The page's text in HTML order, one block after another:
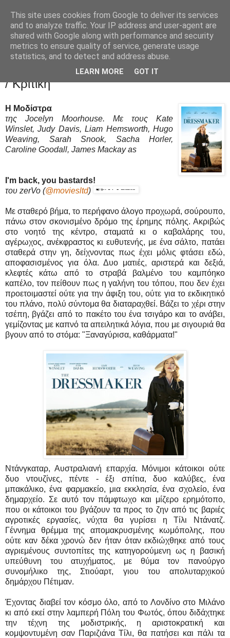
Movies Ltd
2/6/16
Η Μοδίστρα (The Dressmaker) - Review
/ Κριτική
Η Μοδίστρα
της Jocelyn Moorhouse. Με τους Kate
Winslet, Judy Davis, Liam Hemsworth, Hugo
Weaving, Sarah Snook, Sacha Horler,
Caroline Goodall, James Mackay as
I'm back, you bastards!
του zerVo (@moviesltd)
Με σταθερό βήμα, το περήφανο άλογο προχωρά, σούρουπο,
πάνω στον σκονισμένο δρόμο της έρημης πόλης. Ακριβώς
στο νοητό της κέντρο, σταματά κι ο καβαλάρης του,
αγέρωχος, ανέκφραστος κι ευθυτενής, με ένα σάλτο, πατάει
σταθερά στην γη, δείχνοντας πως έχει μόλις φτάσει εδώ,
αποφασισμένος για όλα. Δυο ματιές, αριστερά και δεξιά,
κλεφτές κάτω από το στραβά βαλμένο του καμπόηκο
καπέλο, τον πείθουν πως η γαλήνη του τόπου, που δεν έχει
προετοιμαστεί ούτε για την άφιξη του, ούτε για το εκδικητικό
του πλάνο, πολύ σύντομα θα διαταραχθεί. Βάζει το χέρι στην
τσέπη, βγάζει από το πακέτο του ένα τσιγάρο και το ανάβει,
γεμίζοντας με καπνό τα απειλητικά λόγια, που με σιγουριά θα
βγουν από το στόμα: "Ξαναγύρισα, καθάρματα!"
Ντάνγκαταρ, Αυστραλιανή επαρχία. Μόνιμοι κάτοικοι ούτε
δυο ντουζίνες, πέντε - έξι σπίτια, δυο καλύβες, ένα
μπακάλικο, ένα φαρμακείο, μια εκκλησία, ένα σχολείο, ένα
δημαρχείο. Σε αυτό τον πάμφτωχο και μίζερο ερημότοπο,
που οι κάτοικοι του βγάζουν τα προς το ζην από τις βαριές
αγροτικές εργασίες, νύχτα θα γυρίσει η Τίλι Ντάνατζ.
Γέννημα θρέμμα της απομακρυσμένης κωμόπολης, που
ούτε καν δέκα χρονώ δεν ήταν όταν εκδιώχθηκε από τους
αγριεμένους συντοπίτες της κατηγορούμενη ως η βασική
υπεύθυνη του ατυχήματος, με θύμα τον πανούργο
συνομήλικο της, Στιούαρτ, γιου του απολυταρχικού
δημάρχου Πέτιμαν.
Έχοντας διαβεί τον κόσμο όλο, από το Λονδίνο στο Μιλάνο
κι από εκεί στην λαμπερή Πόλη του Φωτός, όπου διδάχτηκε
την τέχνη της μοδιστρικής, η αριστοκρατική και
κομψοντυμένη σαν Παριζιάνα Τίλι, θα πατήσει και πάλι τα
This site uses cookies from Google to deliver its services
and to analyze traffic. Your IP address and user-agent are
shared with Google along with performance and security
metrics to ensure quality of service, generate usage
statistics, and to detect and address abuse.
LEARN MORE GOT IT